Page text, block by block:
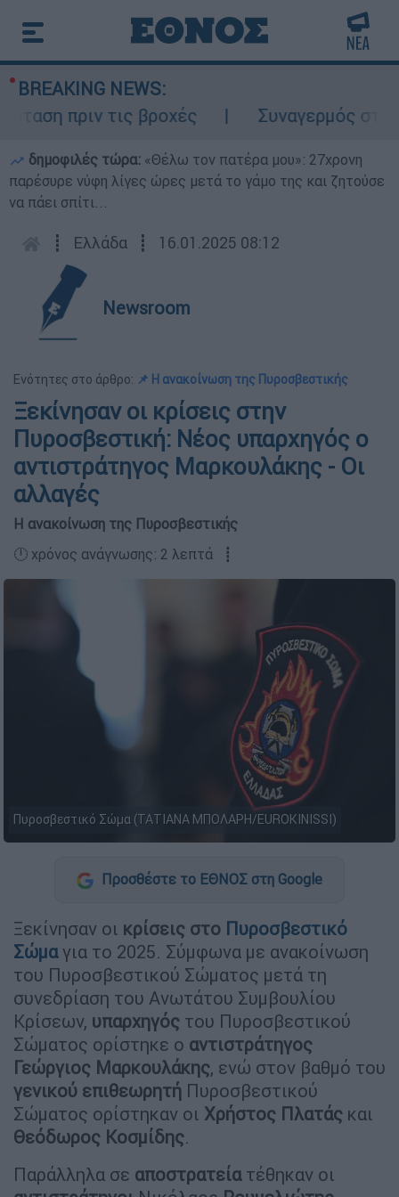
BREAKING NEWS:
πριν τις βροχές
Συναγερμός στον
δημοφιλές τώρα: «Θέλω τον πατέρα μου»: 27χρονη
παρέσυρε νύφη λίγες ώρες μετά το γάμο της και ζητούσε
να πάει σπίτι...
┋ Ελλάδα ┋ 16.01.2025 08:12
Newsroom
Ενότητες στο άρθρο: 📌 Η ανακοίνωση της Πυροσβεστικής
Ξεκίνησαν οι κρίσεις στην
Πυροσβεστική: Νέος υπαρχηγός ο
αντιστράτηγος Μαρκουλάκης - Οι
αλλαγές
Η ανακοίνωση της Πυροσβεστικής
🕛 χρόνος ανάγνωσης: 2 λεπτά ┋
Πυροσβεστικό Σώμα (ΤΑΤΙΑΝΑ ΜΠΟΛΑΡΗ/EUROKINISSI)
Προσθέστε το ΕΘΝΟΣ στη Google
Ξεκίνησαν οι κρίσεις στο Πυροσβεστικό
Σώμαγια το 2025. Σύμφωνα με ανακοίνωση
του Πυροσβεστικού Σώματος μετά τη
συνεδρίαση του Ανωτάτου Συμβουλίου
Κρίσεων, υπαρχηγός του Πυροσβεστικού
Σώματος ορίστηκε ο αντιστράτηγος
Γεώργιος Μαρκουλάκης, ενώ στον βαθμό του
γενικού επιθεωρητή Πυροσβεστικού
Σώματος ορίστηκαν οι Χρήστος Πλατάς και
Θεόδωρος Κοσμίδης.
Παράλληλα σε αποστρατείατέθηκαν οι